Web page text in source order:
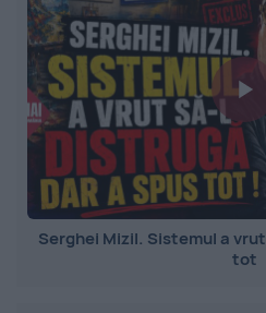
Serghei Mizil. Sistemul a
tot